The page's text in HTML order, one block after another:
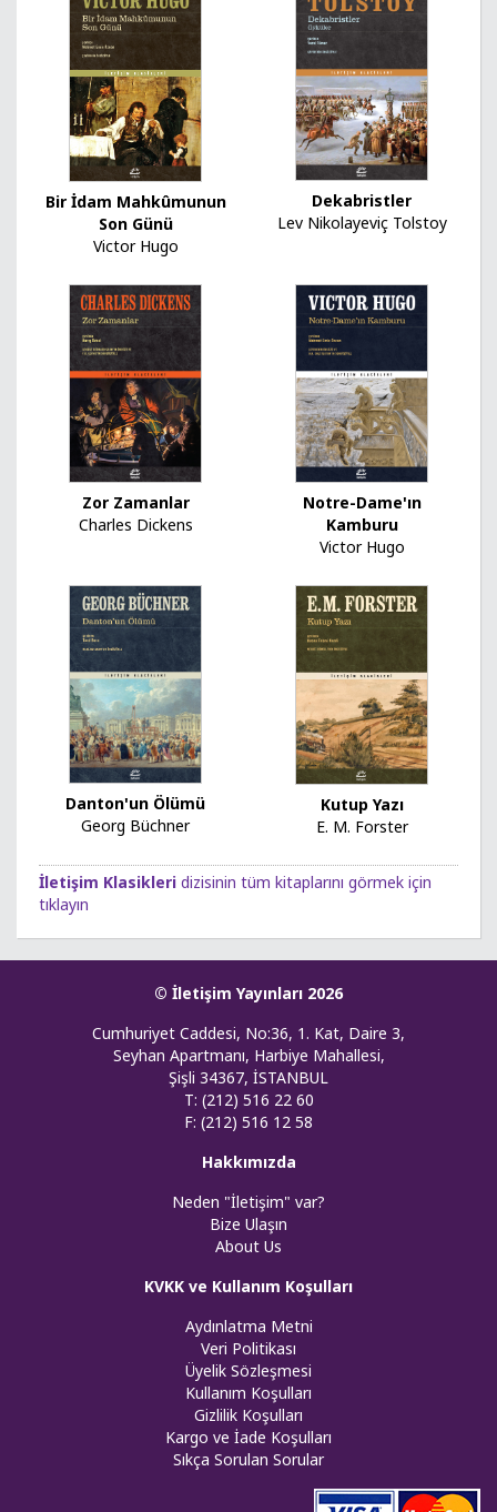
Bir İdam Mahkûmunun
Son Günü
Victor Hugo
Dekabristler
Lev Nikolayeviç Tolstoy
Zor Zamanlar
Charles Dickens
Notre-Dame'ın
Kamburu
Victor Hugo
Danton'un Ölümü
Georg Büchner
Kutup Yazı
E. M. Forster
İletişim Klasikleri dizisinin tüm kitaplarını görmek için
tıklayın
© İletişim Yayınları 2026
Cumhuriyet Caddesi, No:36, 1. Kat, Daire 3,
Seyhan Apartmanı, Harbiye Mahallesi,
Şişli 34367, İSTANBUL
T: (212) 516 22 60
F: (212) 516 12 58
Hakkımızda
Neden "İletişim" var?
Bize Ulaşın
About Us
KVKK ve Kullanım Koşulları
Aydınlatma Metni
Veri Politikası
Üyelik Sözleşmesi
Kullanım Koşulları
Gizlilik Koşulları
Kargo ve İade Koşulları
Sıkça Sorulan Sorular